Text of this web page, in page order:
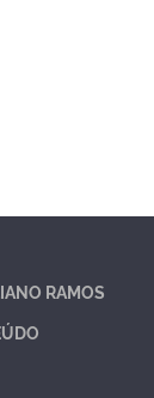
RAMOS